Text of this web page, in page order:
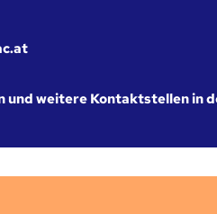
und weitere Kontaktstellen in